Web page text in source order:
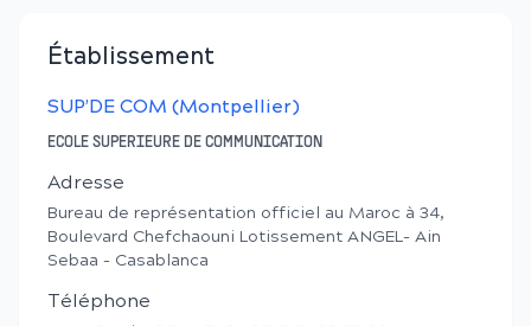
Établissement
SUP’DE COM (Montpellier)
ECOLE SUPERIEURE DE COMMUNICATION
Adresse
Bureau de représentation officiel au Maroc à 34,
Boulevard Chefchaouni Lotissement ANGEL- Ain
Sebaa - Casablanca
Téléphone